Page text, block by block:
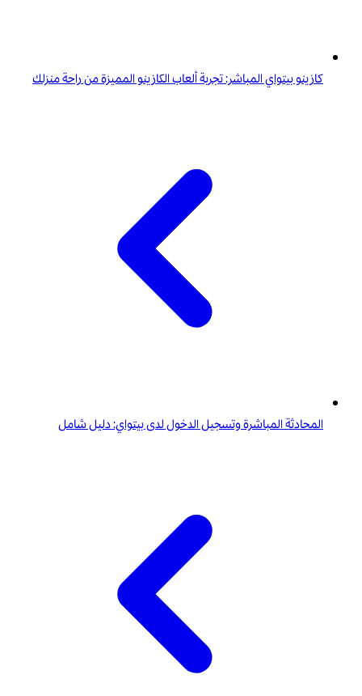
كازينو بيتواي المباشر: تجربة ألعاب الكازينو المميزة من راحة منزلك
المحادثة المباشرة وتسجيل الدخول لدى بيتواي: دليل شامل